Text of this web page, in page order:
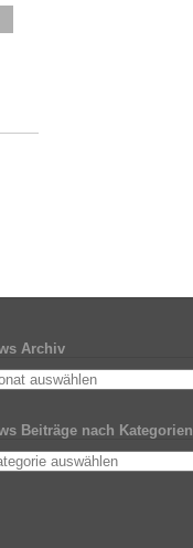
Archiv
Beiträge nach Kategorien